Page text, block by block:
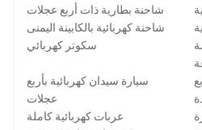
شاحنة بطارية ذات أربع عجلات
شاحنة كهربائية بالكابينة اليمنى
سكوتر كهربائي
سيارة سيدان كهربائية بأربع
عجلات
عربات كهربائية كاملة